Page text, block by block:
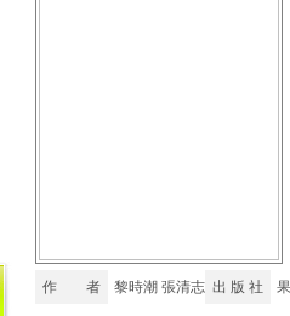
作 者 黎時潮 張清志 出 版 社